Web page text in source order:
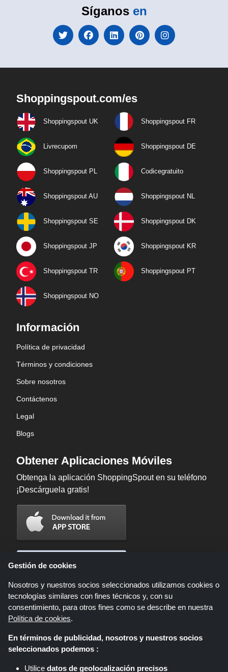
Síganos en
Shoppingspout.com/es
Shoppingspout UK Shoppingspout FR
Livrecupom Shoppingspout DE
Shoppingspout PL Codicegratuito
Shoppingspout AU Shoppingspout NL
Shoppingspout SE Shoppingspout DK
Shoppingspout JP Shoppingspout KR
Shoppingspout TR Shoppingspout PT
Shoppingspout NO
Información
Política de privacidad
Términos y condiciones
Sobre nosotros
Contáctenos
Legal
Blogs
Obtener Aplicaciones Móviles
Obtenga la aplicación ShoppingSpout en su teléfono
¡Descárguela gratis!
Shoppingspout.com/es es un sitio web que presenta ofertas, descuentos y
cupones; Estas ofertas u ofertas están disponibles a través de diferentes
Gestión de cookies
Nosotros y nuestros socios seleccionados utilizamos cookies o
tecnologías similares con fines técnicos y, con su
consentimiento, para otros fines como se describe en nuestra
Política de cookies.
En términos de publicidad, nosotros y nuestros socios
seleccionados podemos :
Utilice datos de geolocalización precisos